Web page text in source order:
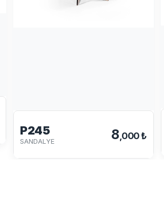
P245
SANDALYE 8 ,000 ₺